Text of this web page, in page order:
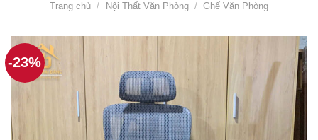
Trang chủ / Nội Thất Văn Phòng / Ghế Văn Phòng
-23%